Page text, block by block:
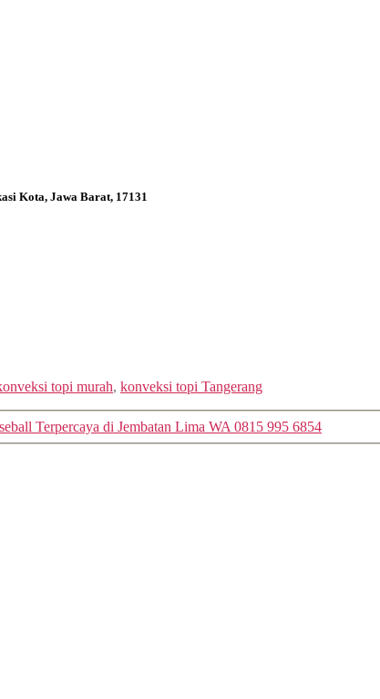
Kota, Jawa Barat, 17131
topi murah, konveksi topi Tangerang
Terpercaya di Jembatan Lima WA 0815 995 6854